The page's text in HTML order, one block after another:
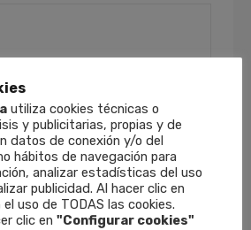
laPolítica de Privacidad
a sus solicitudes y
comercial de nuestros
incluso por medios
: Puede retirar su
utiliza cookies técnicas o
y publicitarias, propias y de
datos de conexión y/o del
hábitos de navegación para
analizar estadísticas del uso
publicidad. Al hacer clic en
uso de TODAS las cookies.
clic en "Configurar cookies"